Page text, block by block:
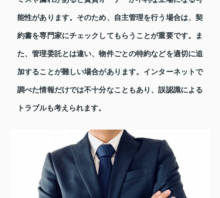
能性があります。そのため、自主管理を行う場合は、契
約書を専門家にチェックしてもらうことが重要です。ま
た、管理委託とは違い、物件ごとの特約などを適切に追
加することが難しい場合があります。インターネットで
調べた情報だけでは不十分なこともあり、誤認識による
トラブルも考えられます。